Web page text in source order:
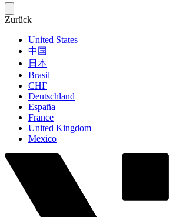
Zurück
United States
中国
日本
Brasil
СНГ
Deutschland
España
France
United Kingdom
Mexico